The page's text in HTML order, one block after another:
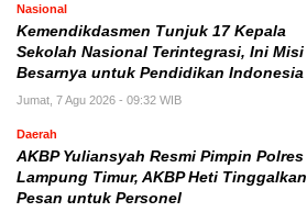
Nasional
Kemendikdasmen Tunjuk 17 Kepala
Sekolah Nasional Terintegrasi, Ini Misi
Besarnya untuk Pendidikan Indonesia
Jumat, 7 Agu 2026 - 09:32 WIB
Daerah
AKBP Yuliansyah Resmi Pimpin Polres
Lampung Timur, AKBP Heti Tinggalkan
Pesan untuk Personel